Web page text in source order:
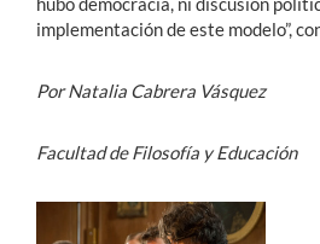
implementación de este modelo”,
Por Natalia Cabrera Vásquez
Facultad de Filosofía y Educación